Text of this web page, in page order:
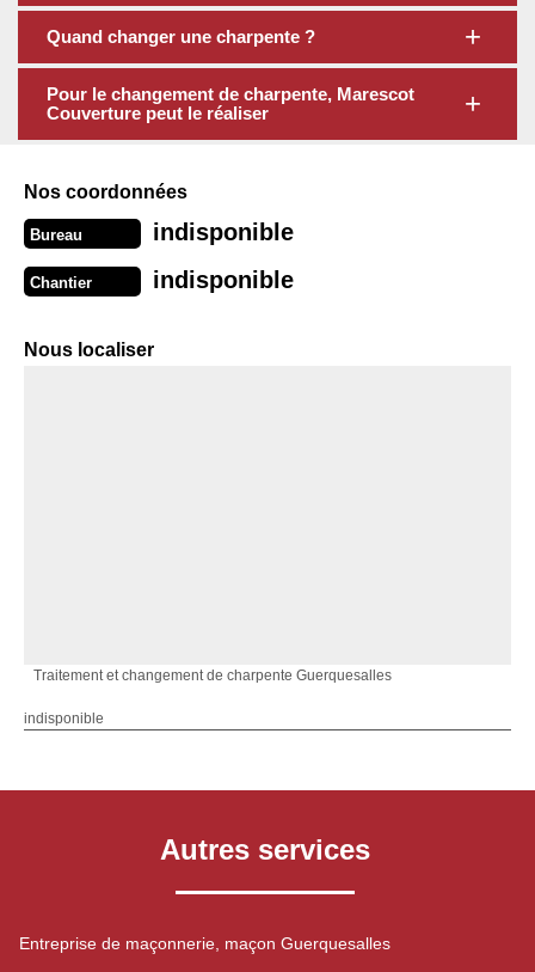
Quand changer une charpente ?
Pour le changement de charpente, Marescot
Couverture peut le réaliser
Nos coordonnées
Bureau indisponible
Chantier indisponible
Nous localiser
Traitement et changement de charpente Guerquesalles
indisponible
Autres services
Entreprise de maçonnerie, maçon Guerquesalles